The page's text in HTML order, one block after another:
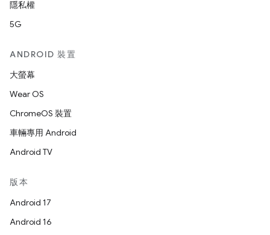
隱私權
5G
ANDROID 裝置
大螢幕
Wear OS
ChromeOS 裝置
車輛專用 Android
Android TV
版本
Android 17
Android 16